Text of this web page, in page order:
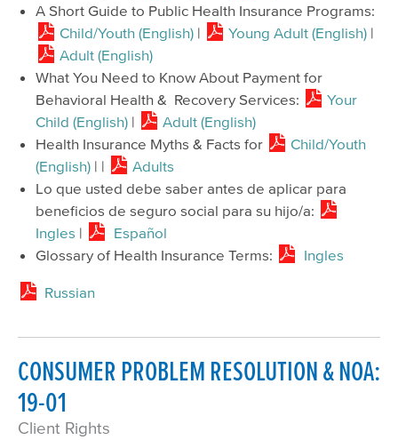
A Short Guide to Public Health Insurance Programs:
Child/Youth (English) | Young Adult (English) |
Adult (English)
What You Need to Know About Payment for
Behavioral Health & Recovery Services:
Your
Child (English) |
Adult (English)
Health Insurance Myths & Facts for
Child/Youth
(English) | |
Adults
Lo que usted debe saber antes de aplicar para
beneficios de seguro social para su hijo/a:
Ingles |
Español
Glossary of Health Insurance Terms:
Ingles
Russian
CONSUMER PROBLEM RESOLUTION & NOA:
19-01
Client Rights